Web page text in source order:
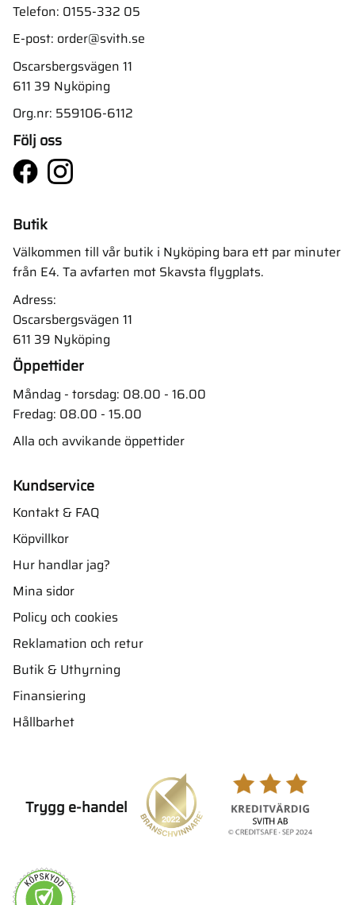
Telefon: 0155-332 05
E-post: order@svith.se
Oscarsbergsvägen 11
611 39 Nyköping
Org.nr: 559106-6112
Följ oss
Butik
Välkommen till vår butik i Nyköping bara ett par minuter
från E4. Ta avfarten mot Skavsta flygplats.
Adress:
Oscarsbergsvägen 11
611 39 Nyköping
Öppettider
Måndag - torsdag: 08.00 - 16.00
Fredag: 08.00 - 15.00
Alla och avvikande öppettider
Kundservice
Kontakt & FAQ
Köpvillkor
Hur handlar jag?
Mina sidor
Policy och cookies
Reklamation och retur
Butik & Uthyrning
Finansiering
Hållbarhet
Trygg e-handel